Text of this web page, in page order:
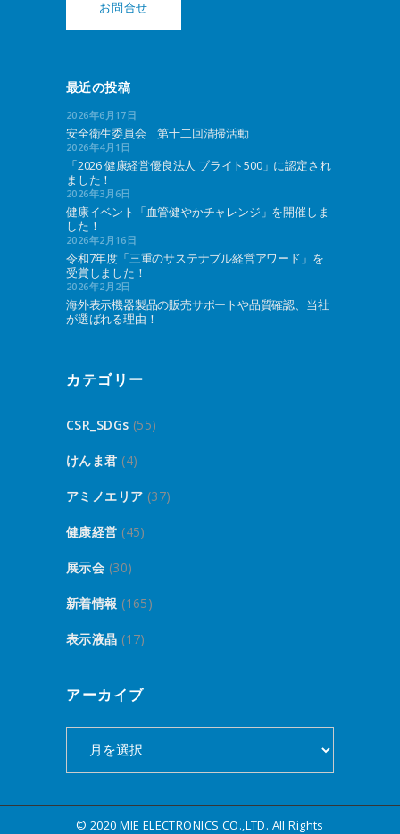
お問合せ
最近の投稿
2026年6月17日
安全衛生委員会 第十二回清掃活動
2026年4月1日
「2026 健康経営優良法人 ブライト500」に認定され
ました！
2026年3月6日
健康イベント「血管健やかチャレンジ」を開催しま
した！
2026年2月16日
令和7年度「三重のサステナブル経営アワード」を
受賞しました！
2026年2月2日
海外表示機器製品の販売サポートや品質確認、当社
が選ばれる理由！
カテゴリー
CSR_SDGs (55)
けんま君 (4)
アミノエリア (37)
健康経営 (45)
展示会 (30)
新着情報 (165)
表示液晶 (17)
アーカイブ
イ
© 2020 MIE ELECTRONICS CO.,LTD. All Rights